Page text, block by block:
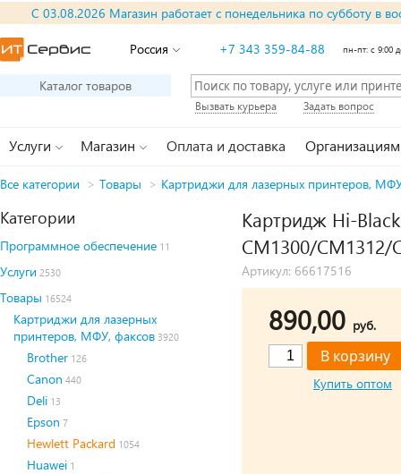
С 03.08.2026 Магазин работает с понедельника по субботу в
Россия +7 343 359-84-88 пн-пт: с 9:00
Каталог товаров
Вызвать курьера Задать вопрос
Услуги Магазин Оплата и доставка Организациям
Все категории > Товары > Картриджи для лазерных принтеров,
Категории
Программное обеспечение 11
Услуги 2530
Товары 16524
Картриджи для лазерных
принтеров, МФУ, факсов 3920
Brother 126
Canon 440
Deli 13
Epson 7
Hewlett Packard 1054
Huawei 1
Картридж Hi-
CM1300/CM1312/
Артикул: 66617516
890,00 руб.
Купить оптом